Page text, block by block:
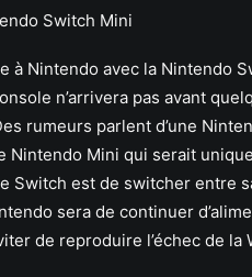
à Nintendo avec la Nintendo
n’arrivera pas avant
rumeurs parlent d’une
Nintendo Mini qui serait
Switch est de switcher entre
sera de continuer
de reproduire l’échec de la